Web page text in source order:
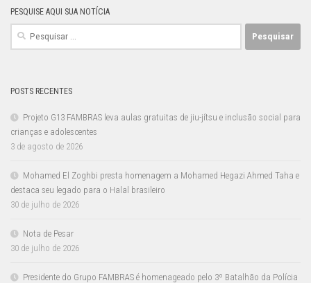
PESQUISE AQUI SUA NOTÍCIA
Pesquisar
POSTS RECENTES
Projeto G13 FAMBRAS leva aulas gratuitas de jiu-jítsu e inclusão social para
crianças e adolescentes
3 de agosto de 2026
Mohamed El Zoghbi presta homenagem a Mohamed Hegazi Ahmed Taha e
destaca seu legado para o Halal brasileiro
30 de julho de 2026
Nota de Pesar
30 de julho de 2026
Presidente do Grupo FAMBRAS é homenageado pelo 3º Batalhão da Polícia